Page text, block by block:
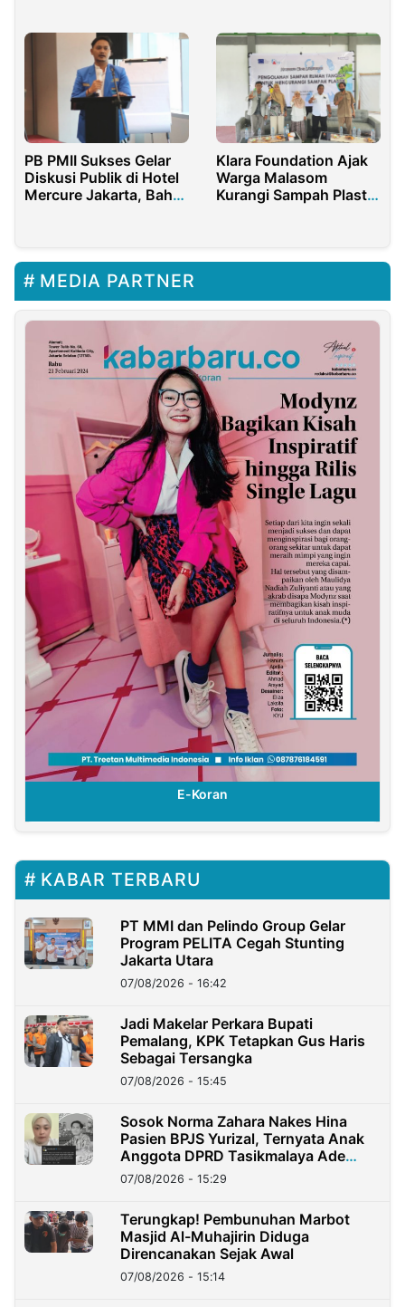
PB PMII Sukses Gelar
Diskusi Publik di Hotel
Mercure Jakarta, Bahas
Klara Foundation Ajak
Warga Malasom
Kurangi Sampah Plastik
MEDIA PARTNER
E-Koran
KABAR TERBARU
PT MMI dan Pelindo Group Gelar
Program PELITA Cegah Stunting
Jakarta Utara
07/08/2026 - 16:42
Jadi Makelar Perkara Bupati
Pemalang, KPK Tetapkan Gus Haris
Sebagai Tersangka
07/08/2026 - 15:45
Sosok Norma Zahara Nakes Hina
Pasien BPJS Yurizal, Ternyata Anak
Anggota DPRD Tasikmalaya Ade
Lukman
07/08/2026 - 15:29
Terungkap! Pembunuhan Marbot
Masjid Al-Muhajirin Diduga
Direncanakan Sejak Awal
07/08/2026 - 15:14